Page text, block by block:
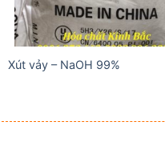
Xút vảy – NaOH 99%